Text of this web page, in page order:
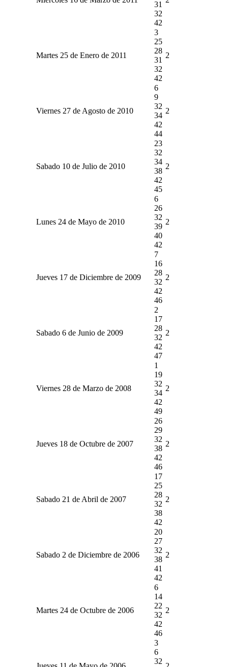
31
32
42
Martes 25 de Enero de 2011
3
25
28
31
32
42
2
Viernes 27 de Agosto de 2010
6
9
32
34
42
44
2
Sabado 10 de Julio de 2010
23
32
34
38
42
45
2
Lunes 24 de Mayo de 2010
6
26
32
39
40
42
2
Jueves 17 de Diciembre de 2009
7
16
28
32
42
46
2
Sabado 6 de Junio de 2009
2
17
28
32
42
47
2
Viernes 28 de Marzo de 2008
1
19
32
34
42
49
2
Jueves 18 de Octubre de 2007
26
29
32
38
42
46
2
Sabado 21 de Abril de 2007
17
25
28
32
38
42
2
Sabado 2 de Diciembre de 2006
20
27
32
38
41
42
2
Martes 24 de Octubre de 2006
6
14
22
32
42
46
2
3
6
32